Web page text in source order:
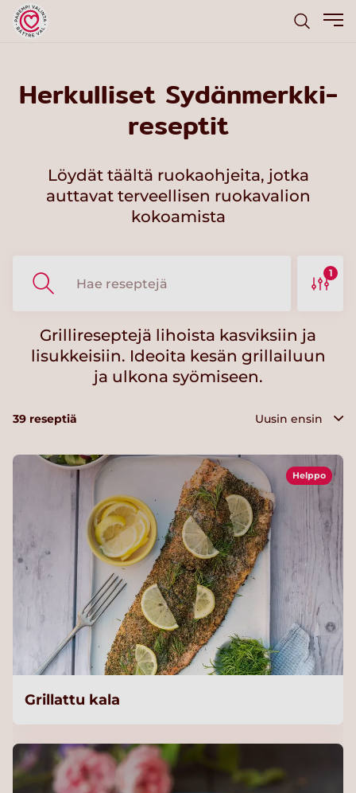
Herkulliset Sydänmerkki-
reseptit
Löydät täältä ruokaohjeita, jotka
auttavat terveellisen ruokavalion
kokoamista
1
Grillireseptejä lihoista kasviksiin ja
lisukkeisiin. Ideoita kesän grillailuun
ja ulkona syömiseen.
39 reseptiä
Helppo
Grillattu kala